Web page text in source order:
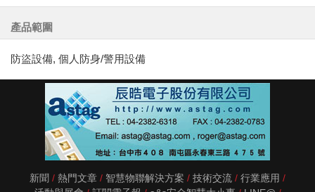
產品範圍
防盜設備, 個人防身/警用設備
新聞 熱門文章 智慧物聯解決方案 技術交流
行業應用